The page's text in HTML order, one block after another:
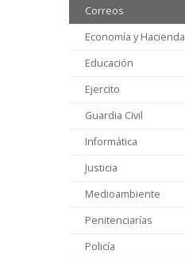
Correos
Economía y Hacienda
Educación
Ejercito
Guardia Civil
Informática
Justicia
Medioambiente
Penitenciarías
Policía